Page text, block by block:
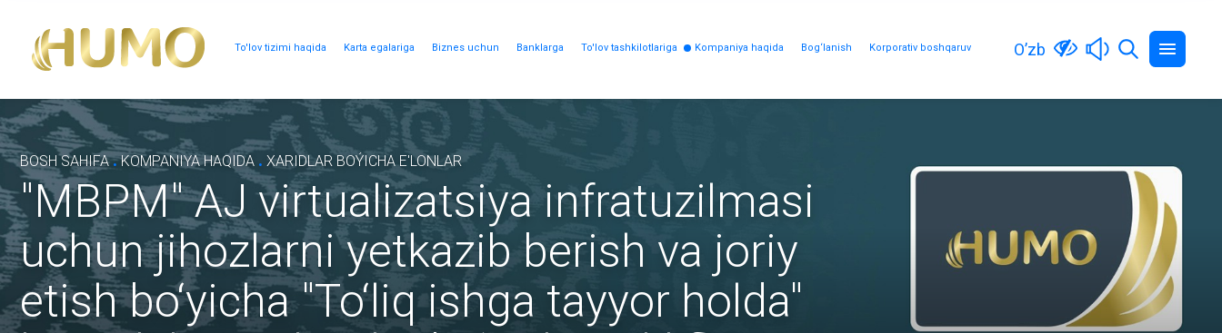
To'lov tizimi haqida Karta egalariga Biznes uchun Banklarga To'lov tashkilotlariga Kompaniya haqida Bog‘lanish Korporativ boshqaruv O’zb
BOSH SAHIFA . KOMPANIYA HAQIDA . XARIDLAR BOÝICHA E'LONLAR
"MBPM" AJ virtualizatsiya infratuzilmasi
uchun jihozlarni yetkazib berish va joriy
etish bo‘yicha "To‘liq ishga tayyor holda"